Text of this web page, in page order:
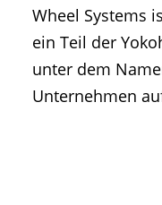
Wheel Systems
ein Teil der
unter dem
Unternehmen